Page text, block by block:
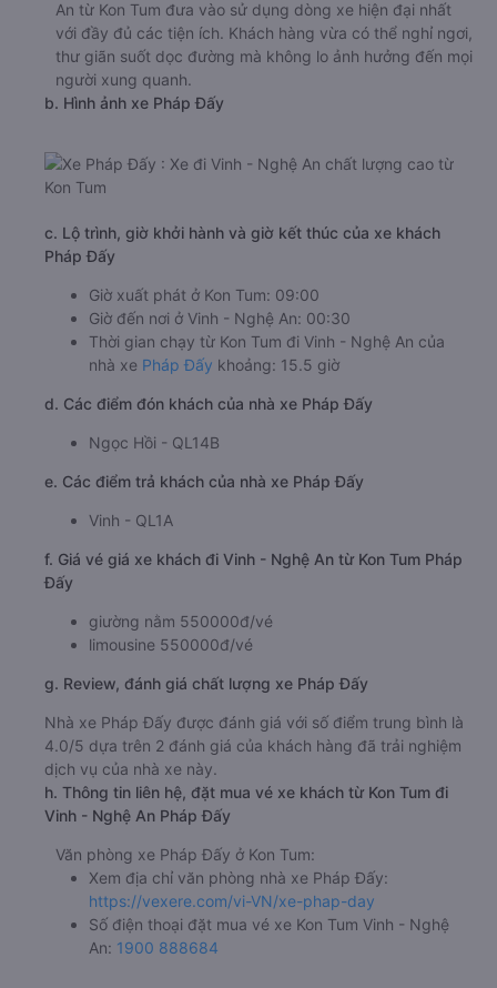
An từ Kon Tum đưa vào sử dụng dòng xe hiện đại nhất
với đầy đủ các tiện ích. Khách hàng vừa có thể nghỉ ngơi,
thư giãn suốt dọc đường mà không lo ảnh hưởng đến mọi
người xung quanh.
b. Hình ảnh xe Pháp Đấy
c. Lộ trình, giờ khởi hành và giờ kết thúc của xe khách
Pháp Đấy
Giờ xuất phát ở Kon Tum: 09:00
Giờ đến nơi ở Vinh - Nghệ An: 00:30
Thời gian chạy từ Kon Tum đi Vinh - Nghệ An của
nhà xe Pháp Đấy khoảng: 15.5 giờ
d. Các điểm đón khách của nhà xe Pháp Đấy
Ngọc Hồi - QL14B
e. Các điểm trả khách của nhà xe Pháp Đấy
Vinh - QL1A
f. Giá vé giá xe khách đi Vinh - Nghệ An từ Kon Tum Pháp
Đấy
giường nằm 550000đ/vé
limousine 550000đ/vé
g. Review, đánh giá chất lượng xe Pháp Đấy
Nhà xe Pháp Đấy được đánh giá với số điểm trung bình là
4.0/5 dựa trên 2 đánh giá của khách hàng đã trải nghiệm
dịch vụ của nhà xe này.
h. Thông tin liên hệ, đặt mua vé xe khách từ Kon Tum đi
Vinh - Nghệ An Pháp Đấy
Văn phòng xe Pháp Đấy ở Kon Tum:
Xem địa chỉ văn phòng nhà xe Pháp Đấy:
https://vexere.com/vi-VN/xe-phap-day
Số điện thoại đặt mua vé xe Kon Tum Vinh - Nghệ
An: 1900 888684